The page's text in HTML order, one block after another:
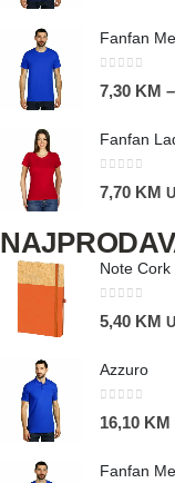
Fanfan
7,30 KM –
Fanfan
7,70 KM
Note Cork
5,40 KM
Azzuro
16,10 KM
Fanfan